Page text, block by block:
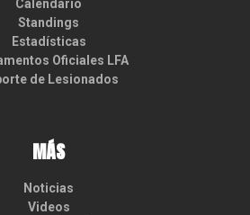
Calendario
Standings
Estadísticas
Oficiales LFA
de Lesionados
MÁS
Noticias
Videos